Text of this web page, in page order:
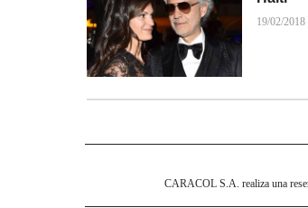
19/02/
CARACOL S.A. realiza una